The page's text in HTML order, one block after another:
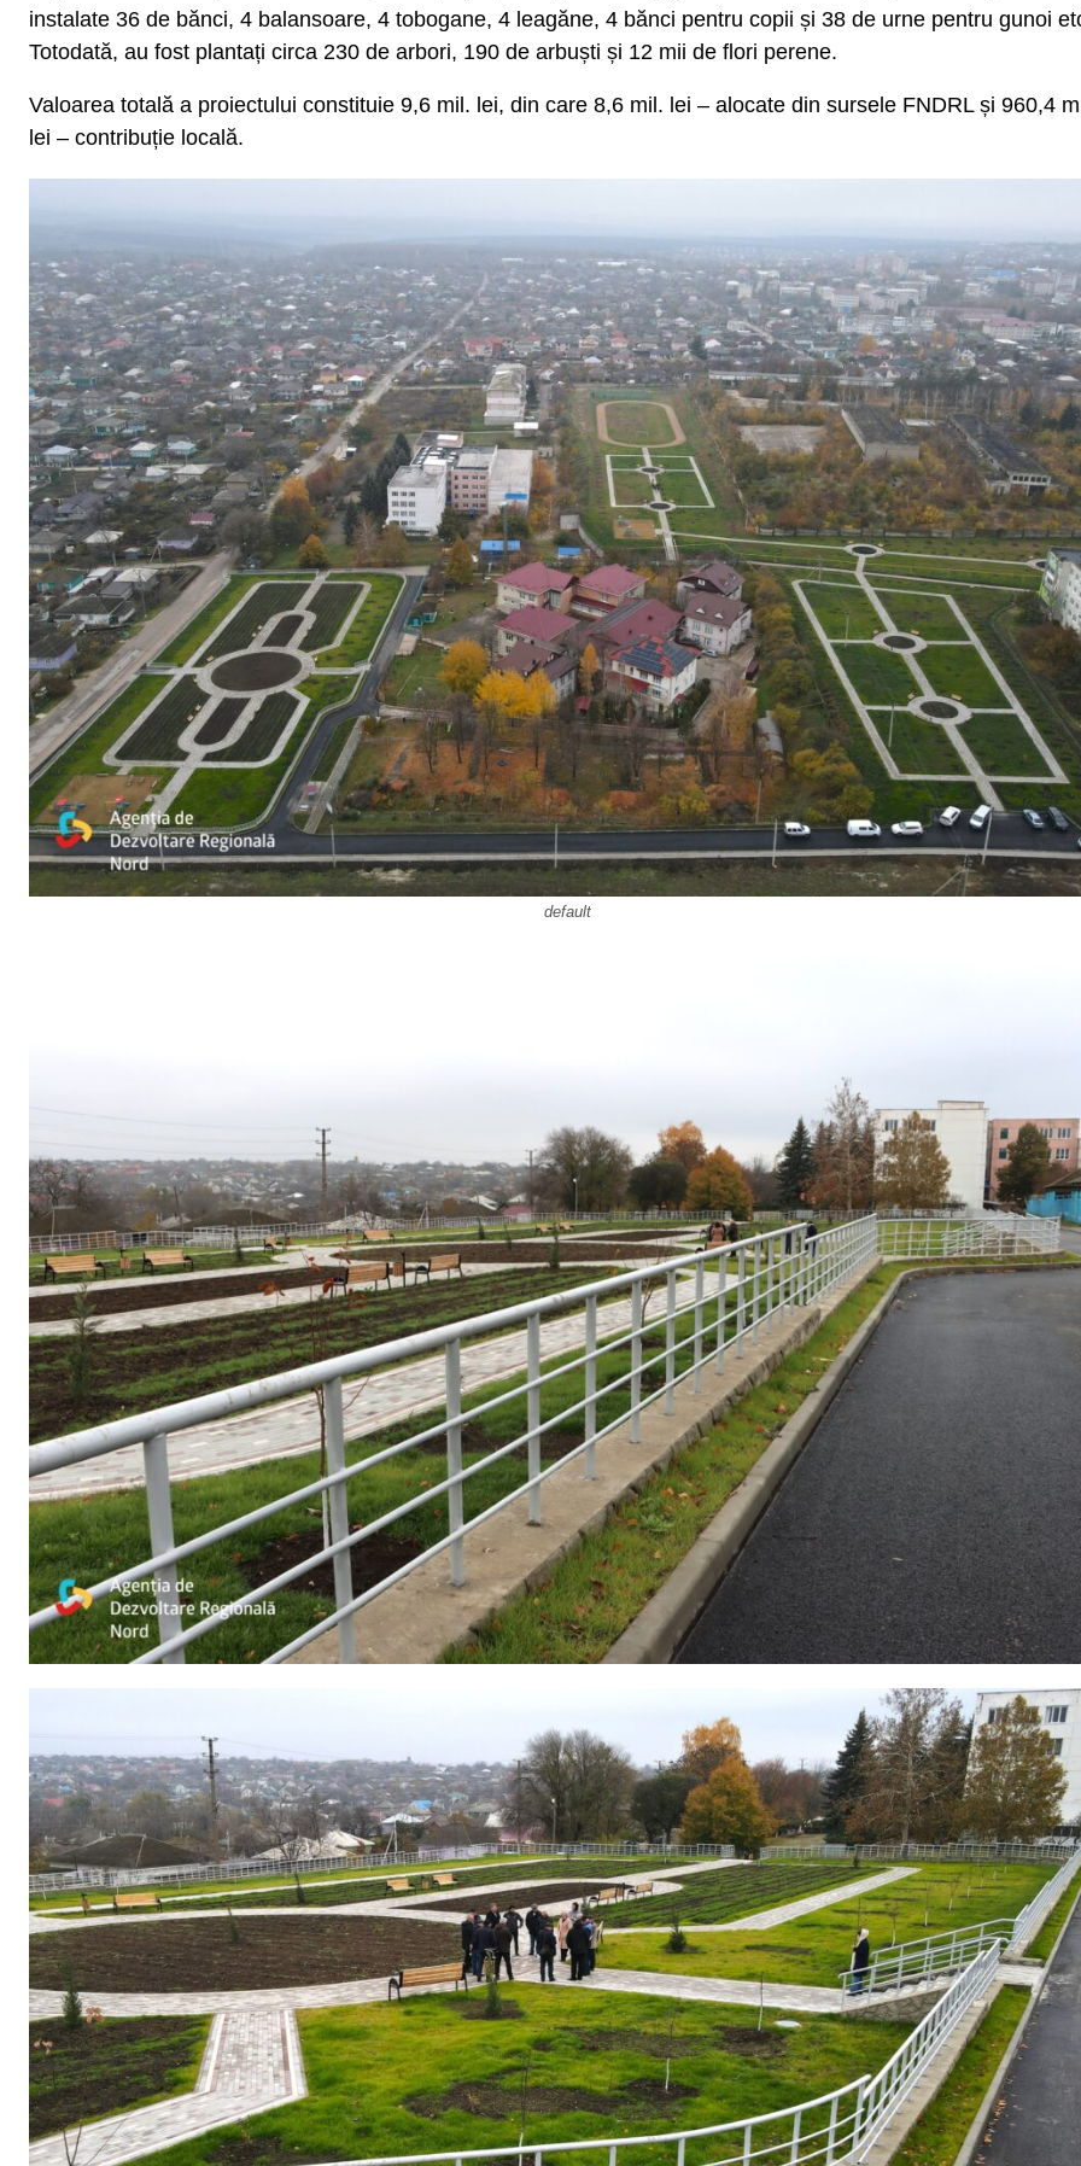
instalate 36 de bănci, 4 balansoare, 4 tobogane, 4 leagăne, 4 bănci pentru copii și 38 de urne pentru gunoi
Totodată, au fost plantați circa 230 de arbori, 190 de arbuști și 12 mii de flori perene.
Valoarea totală a proiectului constituie 9,6 mil. lei, din care 8,6 mil. lei – alocate din sursele FNDRL și 960,4
lei – contribuție locală.
default